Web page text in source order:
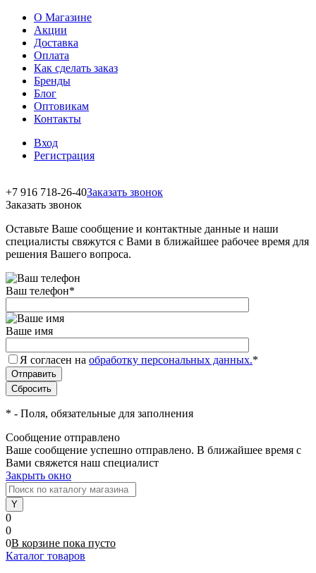
О Магазине
Акции
Доставка
Оплата
Как сделать заказ
Бренды
Блог
Оптовикам
Контакты
Вход
Регистрация
+7 916 718-26-40Заказать звонок
Заказать звонок
Оставьте Ваше сообщение и контактные данные и наши
специалисты свяжутся с Вами в ближайшее рабочее время для
решения Вашего вопроса.
Ваш телефон*
Ваше имя
Я согласен на обработку персональных данных.*
* - Поля, обязательные для заполнения
Сообщение отправлено
Ваше сообщение успешно отправлено. В ближайшее время с
Вами свяжется наш специалист
Закрыть окно
0
0
0В корзине пока пусто
Каталог товаров